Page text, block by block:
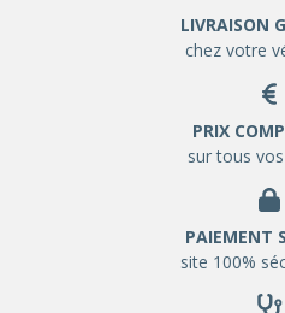
LIVRAISON
chez votre
PRIX
sur tous
PAIEMENT
site 100%